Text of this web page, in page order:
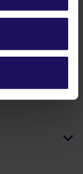
znajdziesz